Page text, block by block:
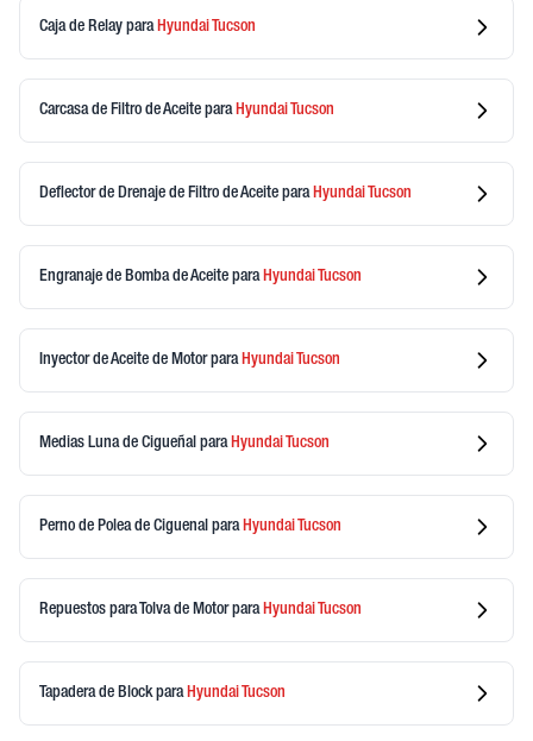
Caja de Relay para HyundaiTucson
Carcasa de Filtro de Aceite para HyundaiTucson
Deflector de Drenaje de Filtro de Aceite para HyundaiTucson
Engranaje de Bomba de Aceite para HyundaiTucson
Inyector de Aceite de Motorpara HyundaiTucson
Medias Luna de Cigueñal para HyundaiTucson
Perno de Polea de Ciguenal para HyundaiTucson
Repuestos para Tolva de Motorpara HyundaiTucson
Tapadera de Blockpara HyundaiTucson